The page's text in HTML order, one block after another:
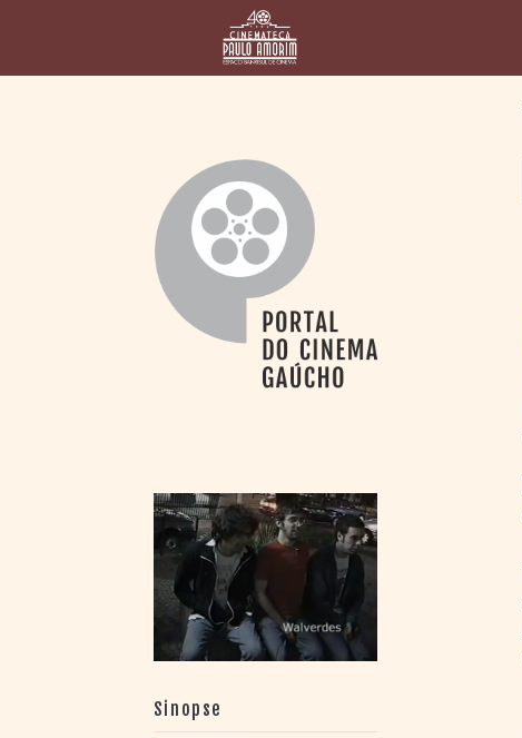
PAULO AMORIM
> HOMENAGEADOS
> ASSOCIAÇÃO DOS
> BIBLIOTECA
ROMEU GRIMALDI
CINEMA GAÚCHO
> APRESENTAÇÃO
> BUSCA AVANÇADA
> FILMOGRAFIAS DE
CINEASTAS
Sinopse